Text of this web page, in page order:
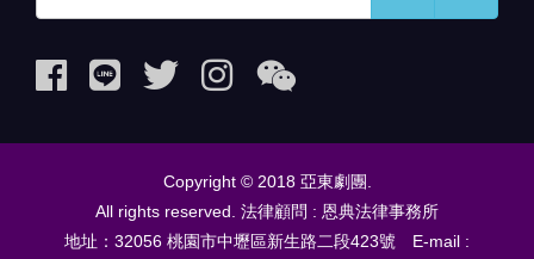
Copyright © 2018 亞東劇團.
All rights reserved. 法律顧問 : 恩典法律事務所
地址：32056 桃園市中壢區新生路二段423號 E-mail :